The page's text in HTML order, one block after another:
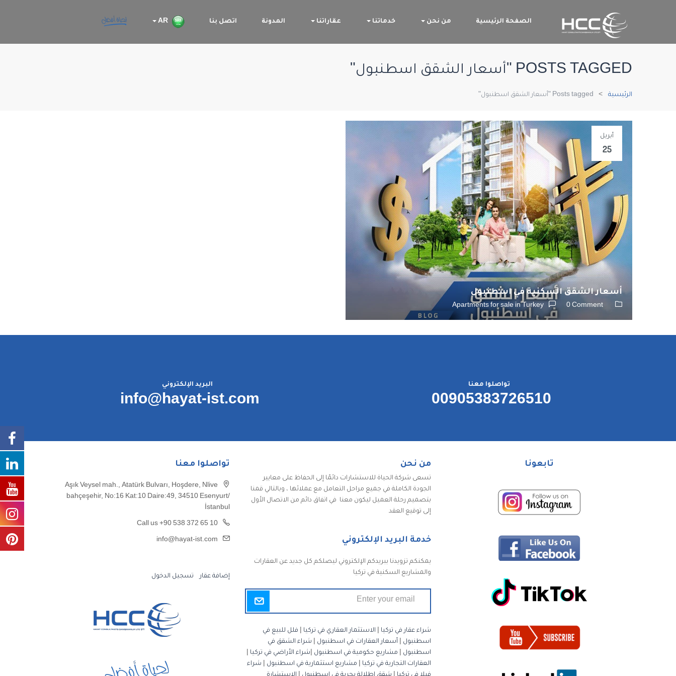
الصفحة الرئيسية من نحن خدماتنا عقاراتنا المدونة اتصل بنا AR
POSTS TAGGED "أسعار الشقق اسطنبول"
الرئيسية Posts tagged "أسعار الشقق اسطنبول"
أبريل
25
أسعار الشقق السكنية في اسطنبول
Apartments for sale in Turkey 0 Comment
البريد الإلكتروني
info@hayat-ist.com
تواصلوا معنا
00905383726510
تواصلوا معنا
Aşık Veysel mah., Atatürk Bulvarı, Hoşdere, Nlive
bahçeşehir, No:16 Kat:10 Daire:49, 34510 Esenyurt/
İstanbul
Call us +90 538 372 65 10
info@hayat-ist.com
إضافة عقار تسجيل الدخول
من نحن
تسعى شركة الحياة للاستشارات دائمًا إلى الحفاظ على معايير
الجودة الكاملة في جميع مراحل التعامل مع عملائها ، وبالتالي قمنا
بتصميم رحلة العميل ليكون معنا في اتفاق دائم من الاتصال الأول
إلى توقيع العقد
خدمة البريد الإلكتروني
يمكنكم تزويدنا ببريدكم الإلكتروني ليصلكم كل جديد عن العقارات
والمشاريع السكنية في تركيا
شراء عقار في تركيا الاستثمار العقاري في تركيا
فلل للبيع في
اسطنبول
أسعار العقارات في اسطنبول
شراء الشقق في
اسطنبول
مشاريع حكومية في اسطنبول شراء الأراضي في تركيا
العقارات التجارية في تركيا
مشاريع استثمارية في اسطنبول
شراء
تابعونا